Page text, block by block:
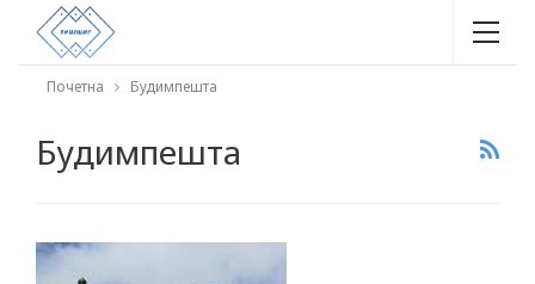
Почетна Будимпешта
Будимпешта